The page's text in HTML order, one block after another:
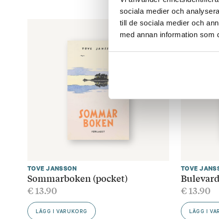
sociala medier och
till de sociala medier och
med annan information som
TOVE JANSSON
Sommarboken (pocket)
€13.90
LÄGG I VARUKORG
TOVE
€13.90
LÄGG I